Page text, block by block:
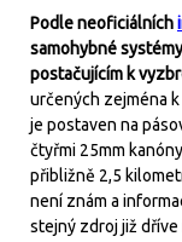
Podle neoficiálních
samohybné
postačujícím k
určených zejména
je postaven na
čtyřmi 25mm
přibližně 2,5
není znám a
stejný zdroj již